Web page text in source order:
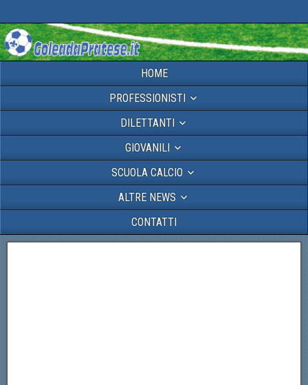
HOME
PROFESSIONISTI
DILETTANTI
GIOVANILI
SCUOLA CALCIO
ALTRE NEWS
CONTATTI